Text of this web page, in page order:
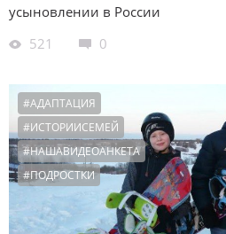
усыновлении в России
521
0
#АДАПТАЦИЯ
#ИСТОРИИСЕМЕЙ
#НАШАВИДЕОАНКЕТА
#ПОДРОСТКИ